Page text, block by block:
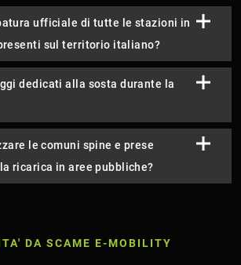
ufficiale di tutte le stazioni in
sul territorio italiano?
dedicati alla sosta durante la
le comuni spine e prese
ricarica in aree pubbliche?
DA SCAME E-MOBILITY